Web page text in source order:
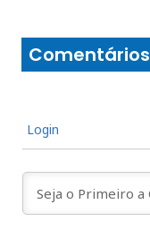
Comentários
Login